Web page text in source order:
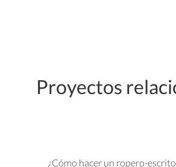
Proyectos
¿Cómo hacer un ropero-